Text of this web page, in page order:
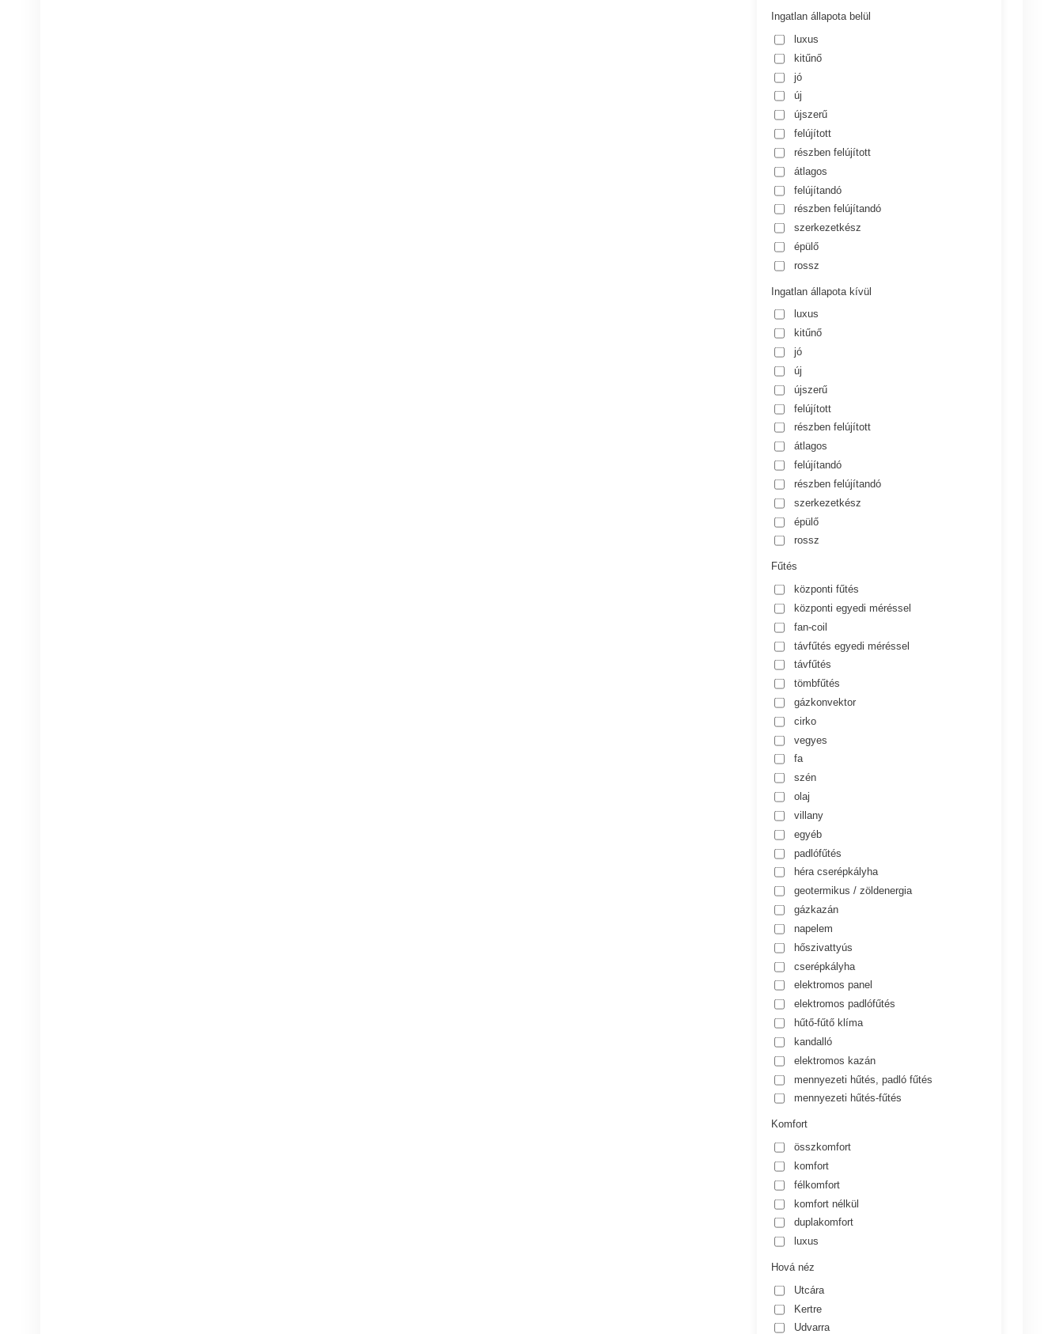
Ingatlan állapota belül
luxus
kitűnő
jó
új
újszerű
felújított
részben felújított
átlagos
felújítandó
részben felújítandó
szerkezetkész
épülő
rossz
Ingatlan állapota kívül
luxus
kitűnő
jó
új
újszerű
felújított
részben felújított
átlagos
felújítandó
részben felújítandó
szerkezetkész
épülő
rossz
Fűtés
központi fűtés
központi egyedi méréssel
fan-coil
távfűtés egyedi méréssel
távfűtés
tömbfűtés
gázkonvektor
cirko
vegyes
fa
szén
olaj
villany
egyéb
padlófűtés
héra cserépkályha
geotermikus / zöldenergia
gázkazán
napelem
hőszivattyús
cserépkályha
elektromos panel
elektromos padlófűtés
hűtő-fűtő klíma
kandalló
elektromos kazán
mennyezeti hűtés, padló fűtés
mennyezeti hűtés-fűtés
Komfort
összkomfort
komfort
félkomfort
komfort nélkül
duplakomfort
luxus
Hová néz
Utcára
Kertre
Udvarra